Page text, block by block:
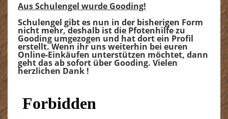
Aus Schulengel wurde Gooding!
Schulengel gibt es nun in der bisherigen Form
nicht mehr, deshalb ist die Pfotenhilfe zu
Gooding umgezogen und hat dort ein Profil
erstellt. Wenn ihr uns weiterhin bei euren
Online-Einkäufen unterstützen möchtet, dann
geht das ab sofort über Gooding. Vielen
herzlichen Dank !